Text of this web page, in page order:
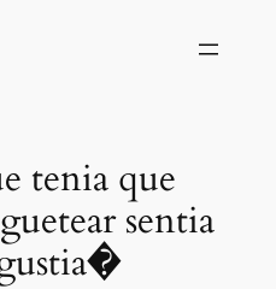
tenia que
sentia